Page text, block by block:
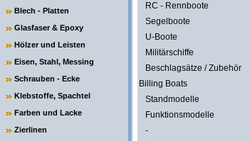
Blech - Platten
Glasfaser & Epoxy
Hölzer und Leisten
Eisen, Stahl, Messing
Schrauben - Ecke
Klebstoffe, Spachtel
Farben und Lacke
Zierlinen
RC - Rennboote
Segelboote
U-Boote
Militärschiffe
Beschlagsätze / Zubehör
Billing Boats
Standmodelle
Funktionsmodelle
-